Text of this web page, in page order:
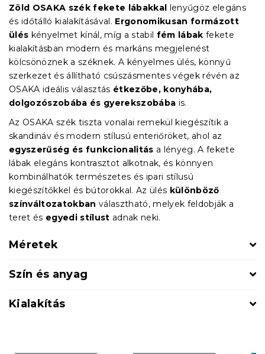
Zöld OSAKA szék fekete lábakkal lenyűgöz elegáns
és időtálló kialakításával. Ergonomikusan formázott
ülés kényelmet kínál, míg a stabil fém lábak fekete
kialakításban modern és markáns megjelenést
kölcsönöznek a széknek. A kényelmes ülés, könnyű
szerkezet és állítható csúszásmentes végek révén az
OSAKA ideális választás étkezőbe, konyhába,
dolgozószobába és gyerekszobába is.
Az OSAKA szék tiszta vonalai remekül kiegészítik a
skandináv és modern stílusú enteriőröket, ahol az
egyszerűség és funkcionalitás a lényeg. A fekete
lábak elegáns kontrasztot alkotnak, és könnyen
kombinálhatók természetes és ipari stílusú
kiegészítőkkel és bútorokkal. Az ülés különböző
színváltozatokban választható, melyek feldobják a
teret és egyedi stílust adnak neki.
Méretek
Szín és anyag
Kialakítás